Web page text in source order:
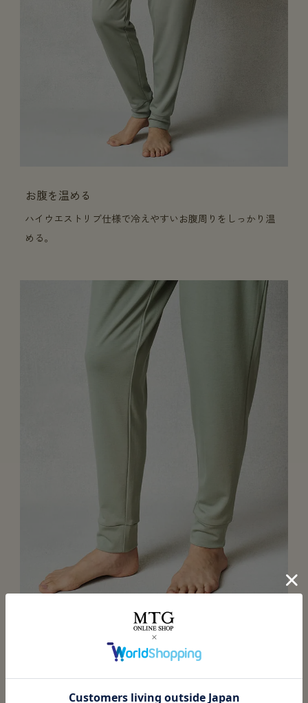
お腹を温める
ハイウエストリブ仕様で冷えやすいお腹周りをしっかり温
める。
寝ている時も足首をカバー